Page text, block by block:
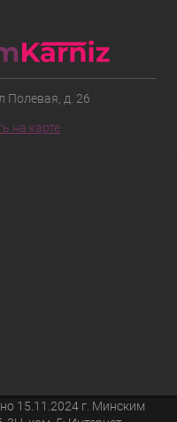
Полевая, д. 26
на карте
15.11.2024 г. Минским